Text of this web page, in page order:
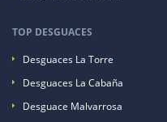
TOP DESGUACES
Desguaces La Torre
Desguaces La Cabaña
Desguace Malvarrosa